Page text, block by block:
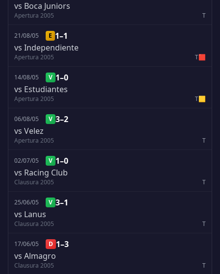
vs Boca Juniors
Apertura 2005 T
21/08/05 E 1–1
vs Independiente
Apertura 2005 T🟥
14/08/05 V 1–0
vs Estudiantes
Apertura 2005 T🟨
06/08/05 V 3–2
vs Velez
Apertura 2005 T
02/07/05 V 1–0
vs Racing Club
Clausura 2005 T
25/06/05 V 3–1
vs Lanus
Clausura 2005 T
17/06/05 D 1–3
vs Almagro
Clausura 2005 T